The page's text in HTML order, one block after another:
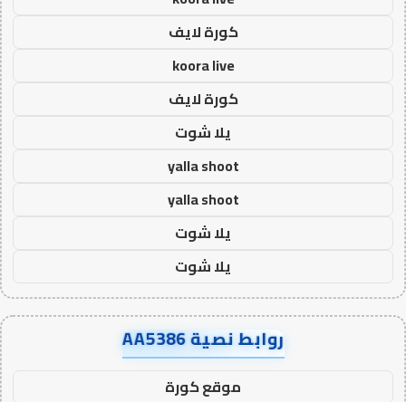
كورة لايف
koora live
كورة لايف
يلا شوت
yalla shoot
yalla shoot
يلا شوت
يلا شوت
روابط نصية AA5386
موقع كورة